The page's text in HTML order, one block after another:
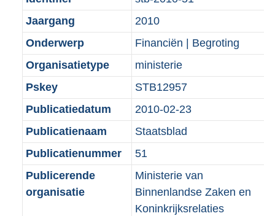
a
t
a
a
t
m
a
a
r
m
a
t
:
2
K
b
e
:
1
K
b
Jaargang
2010
Onderwerp
Financiën | Begroting
Organisatietype
ministerie
Pskey
STB12957
Publicatiedatum
2010-02-23
Publicatienaam
Staatsblad
Publicatienummer
51
Publicerende
organisatie
Ministerie van
Binnenlandse Zaken en
Koninkrijksrelaties